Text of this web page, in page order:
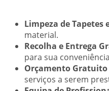
Limpeza de Tapetes
material.
Recolha e Entrega
para sua
Orçamento Gratuito
serviços a serem